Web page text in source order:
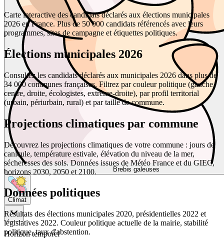
Brebis galeuses
Climat
Horizon temporel
Carte interactive des candidats déclarés aux élections municipales
2026 en France. Plus de 50 000 candidats référencés avec leurs
programmes, sites de campagne et étiquettes politiques.
Élections municipales 2026
Consultez les candidats déclarés aux municipales 2026 dans plus de
34 000 communes françaises. Filtrez par couleur politique (gauche,
centre, droite, écologistes, extrême-droite), par profil territorial
(urbain, périurbain, rural) et par taille de commune.
Projections climatiques par commune
Découvrez les projections climatiques de votre commune : jours de
canicule, température estivale, élévation du niveau de la mer,
sécheresses des sols. Données issues de Météo France et du GIEC,
horizons 2030, 2050 et 2100.
Données politiques
Résultats des élections municipales 2020, présidentielles 2022 et
législatives 2022. Couleur politique actuelle de la mairie, stabilité
politique, taux d'abstention.